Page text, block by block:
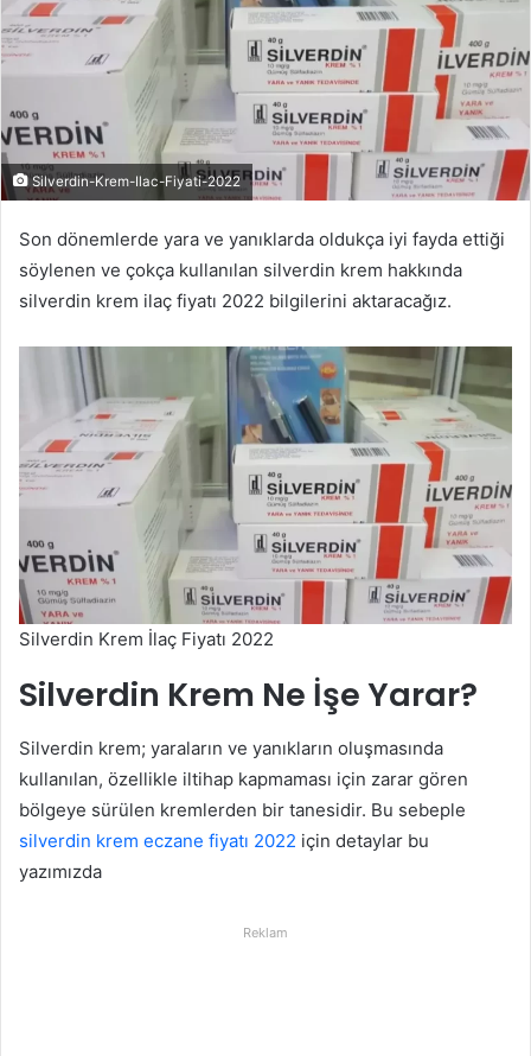
Silverdin-Krem-Ilac-Fiyati-2022
Son dönemlerde yara ve yanıklarda oldukça iyi fayda ettiği
söylenen ve çokça kullanılan silverdin krem hakkında
silverdin krem ilaç fiyatı 2022 bilgilerini aktaracağız.
Silverdin Krem İlaç Fiyatı 2022
Silverdin Krem Ne İşe Yarar?
Silverdin krem; yaraların ve yanıkların oluşmasında
kullanılan, özellikle iltihap kapmaması için zarar gören
bölgeye sürülen kremlerden bir tanesidir. Bu sebeple
silverdin krem eczane fiyatı 2022 için detaylar bu
yazımızda
Reklam